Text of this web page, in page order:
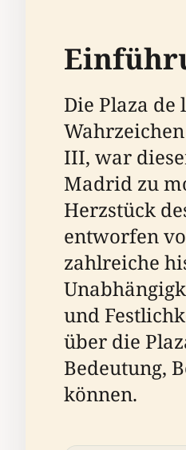
Die Plaza
III, war
Madrid zu
Herzstück
entworfen
zahlreiche
und
über die
Bedeutung,
können.